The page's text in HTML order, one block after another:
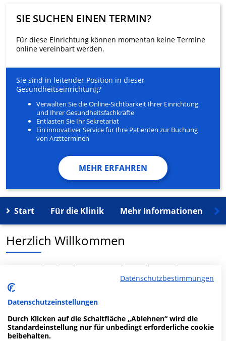
SIE SUCHEN EINEN TERMIN?
Für diese Einrichtung können momentan keine Termine
online vereinbart werden.
Sie sind in leitender Position in dieser
Gesundheitseinrichtung?
Verwalten Sie die Online-Sichtbarkeit Ihrer Einrichtung
und Ihrer Gesundheitsfachkräfte
Entlasten Sie Ihr Sekretariat
Ein innovativer Service für Ihre Patienten zur Buchung
von Arztterminen
MEHR ERFAHREN
Start Für die Klinik Mehr Informationen
Herzlich Willkommen
MVZ Dr. Eberhard & Partner GbR in der Brauhausstr. 4
ist ein medizinisches Versorgungszentrum in
Dortmund.
Mehr Informationen
Datenschutzbestimmungen
Datenschutzeinstellungen
Durch Klicken auf die Schaltfläche „Ablehnen“ wird die
Standardeinstellung nur für unbedingt erforderliche cookie
beibehalten.